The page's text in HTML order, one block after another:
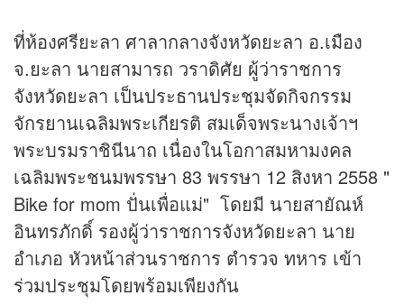
ที่ห้องศรียะลา ศาลากลางจังหวัดยะลา อ.เมือง
จ.ยะลา นายสามารถ วราดิศัย ผู้ว่าราชการ
จังหวัดยะลา เป็นประธานประชุมจัดกิจกรรม
จักรยานเฉลิมพระเกียรติ สมเด็จพระนางเจ้าฯ
พระบรมราชินีนาถ เนื่องในโอกาสมหามงคล
เฉลิมพระชนมพรรษา 83 พรรษา 12 สิงหา 2558 "
Bike for mom ปั่นเพื่อแม่" โดยมี นายสายัณห์
อินทรภักดิ์ รองผู้ว่าราชการจังหวัดยะลา นาย
อำเภอ หัวหน้าส่วนราชการ ตำรวจ ทหาร เข้า
ร่วมประชุมโดยพร้อมเพียงกัน